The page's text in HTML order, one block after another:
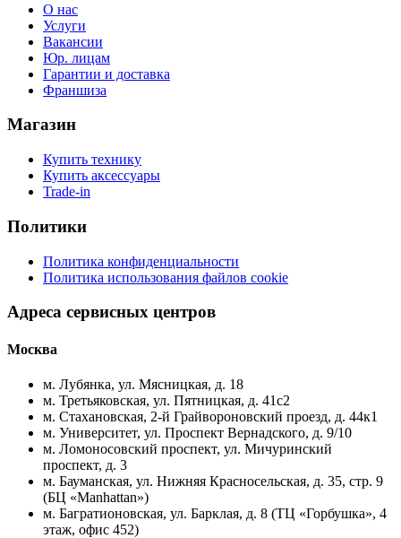
О нас
Услуги
Вакансии
Юр. лицам
Гарантии и доставка
Франшиза
Магазин
Купить технику
Купить аксессуары
Trade-in
Политики
Политика конфиденциальности
Политика использования файлов cookie
Адреса сервисных центров
Москва
м. Лубянка, ул. Мясницкая, д. 18
м. Третьяковская, ул. Пятницкая, д. 41с2
м. Стахановская, 2-й Грайвороновский проезд, д. 44к1
м. Университет, ул. Проспект Вернадского, д. 9/10
м. Ломоносовский проспект, ул. Мичуринский
проспект, д. 3
м. Бауманская, ул. Нижняя Красносельская, д. 35, стр. 9
(БЦ «Manhattan»)
м. Багратионовская, ул. Барклая, д. 8 (ТЦ «Горбушка», 4
этаж, офис 452)